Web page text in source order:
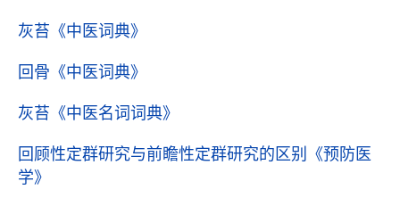
灰苔 《中医词典》
回骨 《中医词典》
灰苔 《中医名词词典》
回顾性定群研究与前瞻性定群研究的区别
《预防医
学》